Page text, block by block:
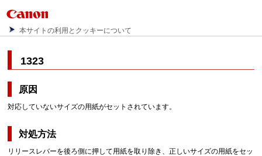
本サイトの利用とクッキーについて
1323
原因
対応していないサイズの用紙がセットされています。
対処方法
リリースレバーを後ろ側に押して用紙を取り除き、正しいサイズの用紙をセッ